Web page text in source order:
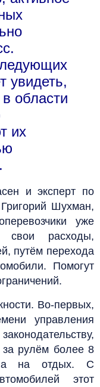
увидеть,
области
их
и эксперт по
Шухман,
уже
свои расходы,
путём перехода
Помогут
Во-первых,
управления
за рулём более 8
на отдых. С
этот